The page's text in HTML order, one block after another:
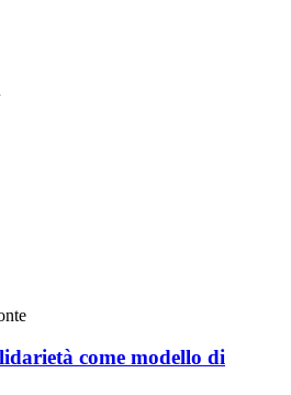
come modello di